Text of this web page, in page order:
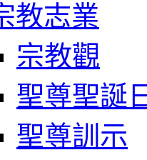
教志業
宗教觀
聖尊聖誕
聖尊訓示